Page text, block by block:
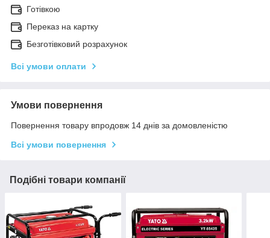
Готівкою
Переказ на картку
Безготівковий розрахунок
Всі умови оплати
Умови повернення
Повернення товару впродовж 14 днів за домовленістю
Всі умови повернення
Подібні товари компанії